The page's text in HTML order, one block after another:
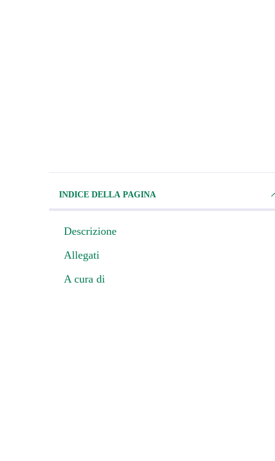
INDICE DELLA PAGINA
Descrizione
Allegati
A cura di